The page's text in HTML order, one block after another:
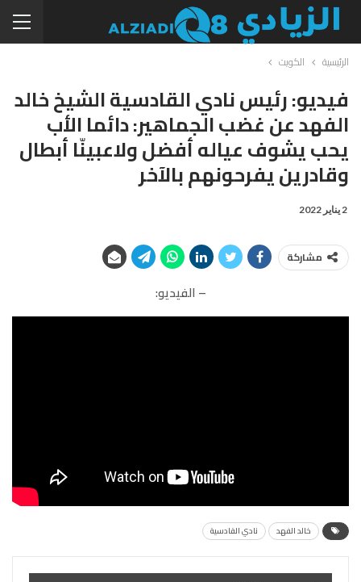
الرئيسية الكويت
فيديو: رئيس نادي القادسية الشيخ خالد
الفهد عن غضب الجماهير: دائما الأب
يحب يشوف عياله أفضل ولاعبينّا أبطال
وقادرين يفرحونهم بالآخر
2 يناير 2022
مشاركة
– الفيديو:
خالد الفهد نادي القادسية